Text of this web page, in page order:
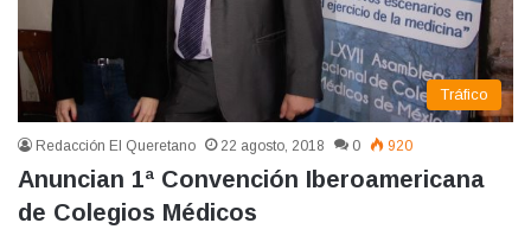
Tráfico
Redacción El Queretano 22 agosto, 2018 0 920
Anuncian 1ª Convención Iberoamericana
de Colegios Médicos